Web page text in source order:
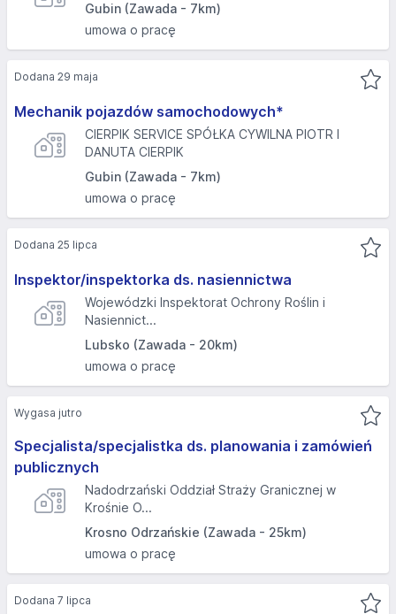
Gubin (Zawada - 7km)
umowa o pracę
Mechanik pojazdów samochodowych*
CIERPIK SERVICE SPÓŁKA CYWILNA PIOTR I
DANUTA CIERPIK
Gubin (Zawada - 7km)
umowa o pracę
Dodana 29 maja
Inspektor/inspektorka ds. nasiennictwa
Wojewódzki Inspektorat Ochrony Roślin i
Nasiennict...
Lubsko (Zawada - 20km)
umowa o pracę
Dodana 25 lipca
Specjalista/specjalistka ds. planowania i zamówień
publicznych
Nadodrzański Oddział Straży Granicznej w
Krośnie O...
Krosno Odrzańskie (Zawada - 25km)
umowa o pracę
Wygasa jutro
Dodana 7 lipca